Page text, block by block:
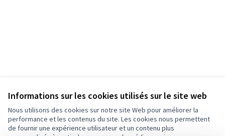
Informations sur les cookies utilisés sur le site web
Nous utilisons des cookies sur notre site Web pour améliorer la
performance et les contenus du site. Les cookies nous permettent
de fournir une expérience utilisateur et un contenu plus